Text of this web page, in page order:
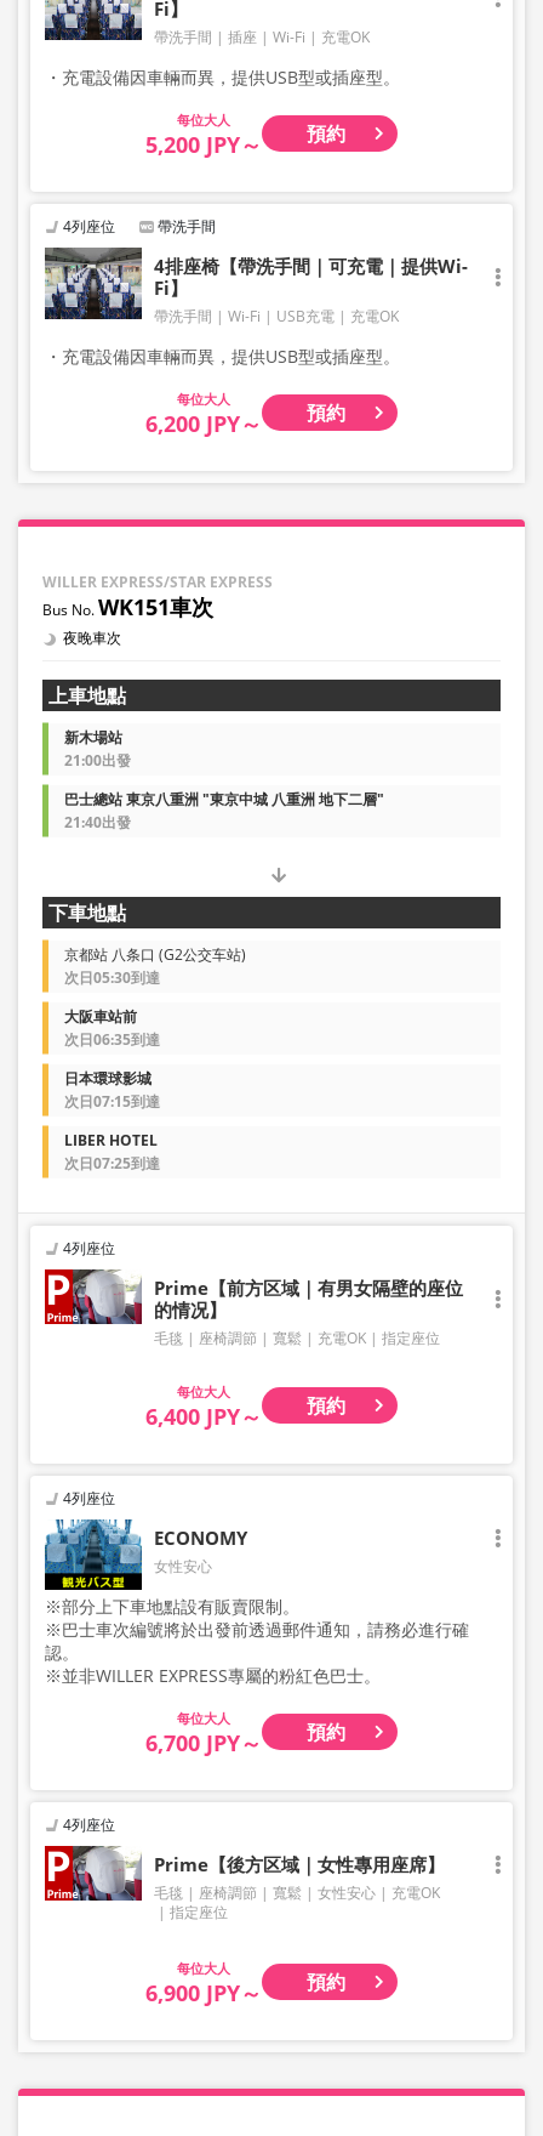
Fi】
帶洗手間 插座 Wi-Fi 充電OK
・充電設備因車輛而異，提供USB型或插座型。
大人
5,200 JPY～ 預約
4列座位 帶洗手間
4排座椅【帶洗手間｜可充電｜提供Wi-
Fi】
帶洗手間 Wi-Fi USB充電 充電OK
・充電設備因車輛而異，提供USB型或插座型。
大人
6,200 JPY～ 預約
WILLER EXPRESS/STAR EXPRESS
WK151車次
夜晚車次
上車地點
新木場站
21:00出發
巴士總站 東京八重洲 "東京中城 八重洲 地下二層"
21:40出發
下車地點
京都站 八条口 (G2公交车站)
次日05:30到達
大阪車站前
次日06:35到達
日本環球影城
次日07:15到達
LIBER HOTEL
次日07:25到達
4列座位
Prime【前方区域｜有男女隔壁的座位
的情况】
毛毯 座椅調節 寬鬆 充電OK 指定座位
大人
6,400 JPY～ 預約
4列座位
ECONOMY
女性安心
※部分上下車地點設有販賣限制。
※巴士車次編號將於出發前透過郵件通知，請務必進行確
認。
※並非WILLER EXPRESS專屬的粉紅色巴士。
大人
6,700 JPY～ 預約
4列座位
Prime【後方区域｜女性專用座席】
毛毯 座椅調節 寬鬆 女性安心
充電OK
指定座位
大人
6,900 JPY～ 預約